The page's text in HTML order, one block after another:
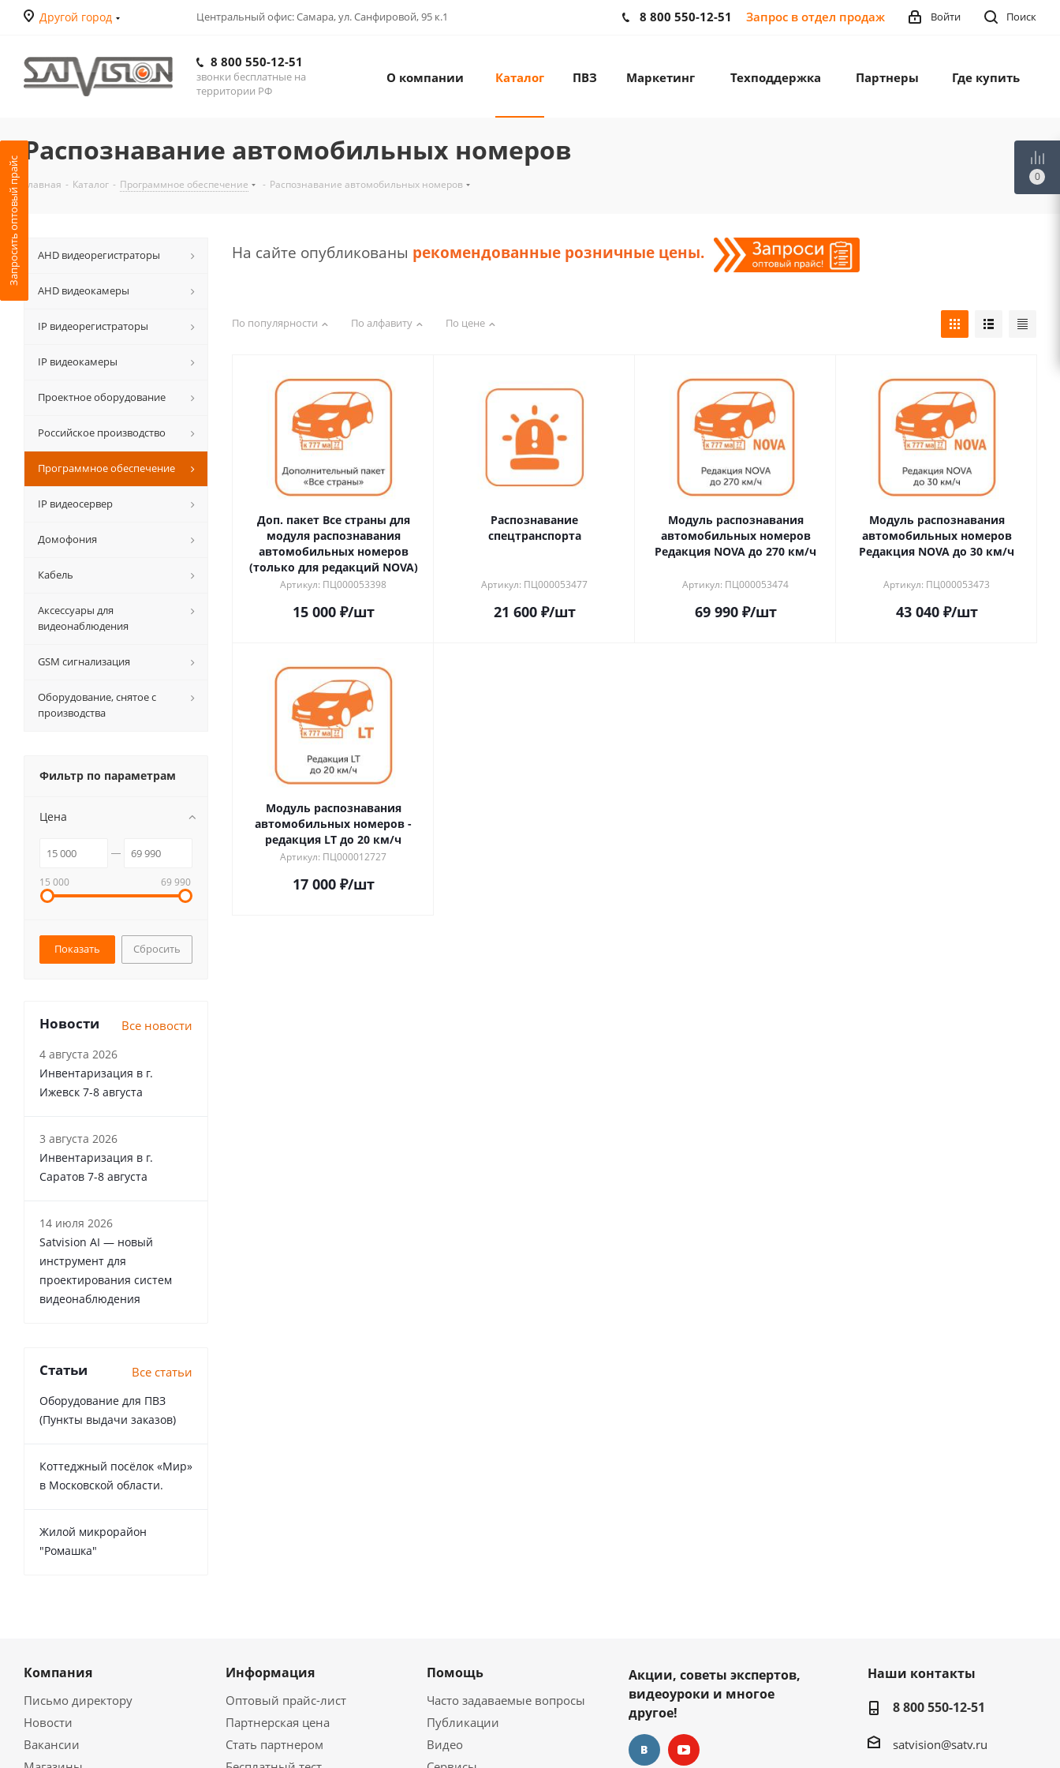
Другой город Центральный офис: Самара, ул. Санфировой, 95 к.1 Поиск
Войти
8 800 550-12-51 Запрос в отдел продаж
8 800 550-12-51
звонки бесплатные на
территории РФ
О компании Каталог ПВЗ Маркетинг Техподдержка Партнеры Где купить
Распознавание автомобильных номеров
Главная - Каталог - Программное обеспечение - Распознавание автомобильных номеров
На сайте опубликованы рекомендованные розничные цены.
По популярности По алфавиту По цене
Доп. пакет Все страны для
модуля распознавания
автомобильных номеров
(только для редакций NOVA)
Артикул: ПЦ000053398
15 000₽/шт
Распознавание
спецтранспорта
Артикул: ПЦ000053477
21 600₽/шт
Модуль распознавания
автомобильных номеров
Редакция NOVA до 270 км/ч
Артикул: ПЦ000053474
69 990₽/шт
Модуль распознавания
автомобильных номеров
Редакция NOVA до 30 км/ч
Артикул: ПЦ000053473
43 040₽/шт
Модуль распознавания
автомобильных номеров -
редакция LT до 20 км/ч
Артикул: ПЦ000012727
17 000₽/шт
АНD видеорегистраторы
AHD видеокамеры
IP видеорегистраторы
IP видеокамеры
Проектное оборудование
Российское производство
Программное обеспечение
IP видеосервер
Домофония
Кабель
Аксессуары для
видеонаблюдения
GSM сигнализация
Оборудование, снятое с
производства
Фильтр по параметрам
Цена
15 000 69 990
Сбросить
Новости Все новости
4 августа 2026
Инвентаризация в г.
Ижевск 7-8 августа
3 августа 2026
Инвентаризация в г.
Саратов 7-8 августа
14 июля 2026
Satvision AI — новый
инструмент для
проектирования систем
видеонаблюдения
Статьи Все статьи
Оборудование для ПВЗ
(Пункты выдачи заказов)
Коттеджный посёлок «Мир»
в Московской области.
Жилой микрорайон
"Ромашка"
Компания
Письмо директору
Новости
Вакансии
Информация
Оптовый прайс-лист
Партнерская цена
Стать партнером
Помощь
Часто задаваемые вопросы
Публикации
Видео
Акции, советы экспертов,
видеоуроки и многое
другое!
Наши контакты
8 800 550-12-51
satvision@satv.ru
Запросить оптовый прайс 0